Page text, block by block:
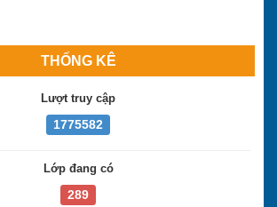
THỐNG KÊ
Lượt truy cập
1775582
Lớp đang có
289